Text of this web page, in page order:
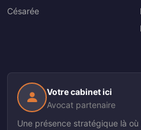
Césarée
Votre cabinet ici
Avocat partenaire
Une présence stratégique là